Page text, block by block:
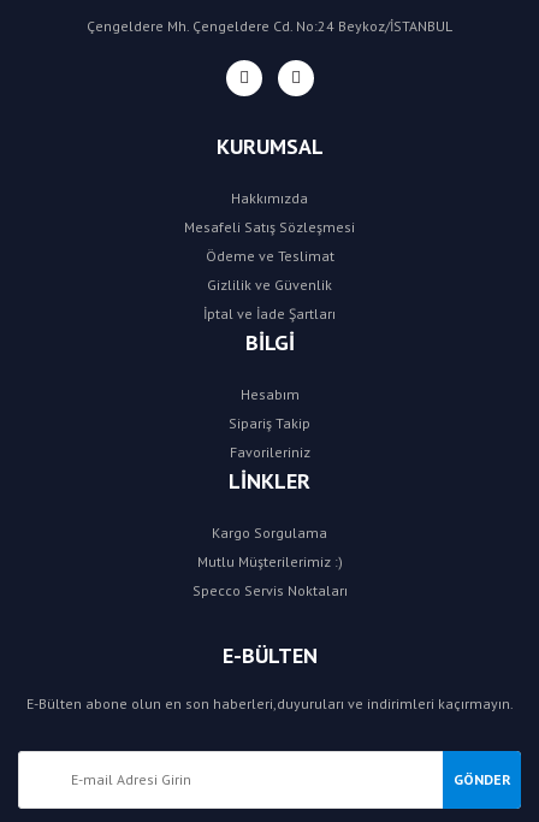
Çengeldere Mh. Çengeldere Cd. No:24 Beykoz/İSTANBUL
KURUMSAL
Hakkımızda
Mesafeli Satış Sözleşmesi
Ödeme ve Teslimat
Gizlilik ve Güvenlik
İptal ve İade Şartları
BİLGİ
Hesabım
Sipariş Takip
Favorileriniz
LİNKLER
Kargo Sorgulama
Mutlu Müşterilerimiz :)
Specco Servis Noktaları
E-BÜLTEN
E-Bülten abone olun en son haberleri,duyuruları ve indirimleri kaçırmayın.
GÖNDER